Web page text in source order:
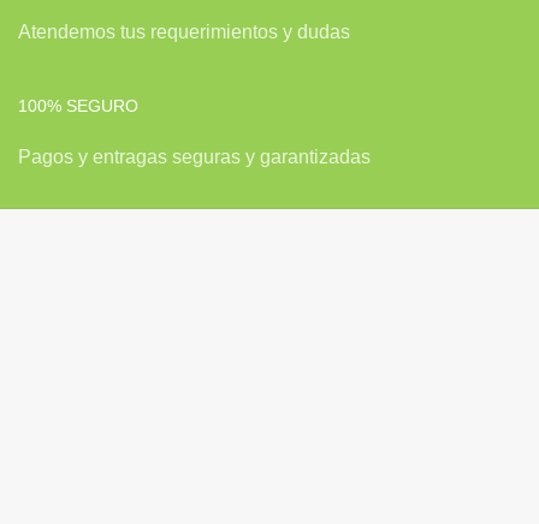
Atendemos tus requerimientos y dudas
100% SEGURO
Pagos y entragas seguras y garantizadas